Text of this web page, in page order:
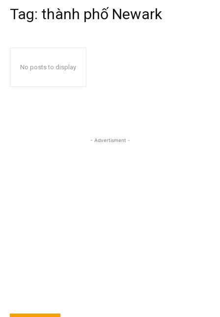
Tag: thành phố Newark
No posts to display
- Advertisment -